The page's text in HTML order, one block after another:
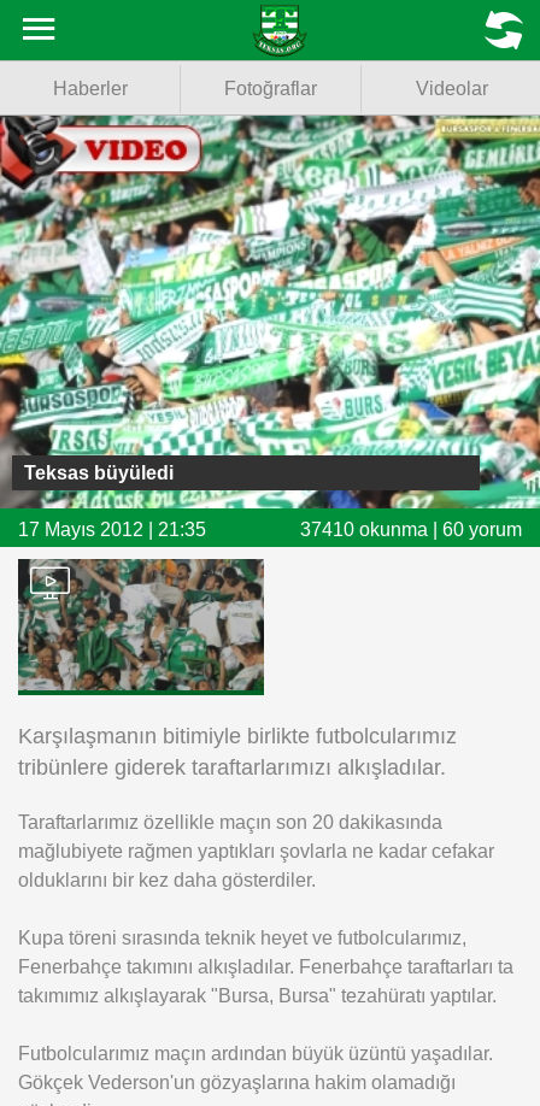
Fotoğraflar
Videolar
Basketbol
Voleybol
Puan Durumu
Fikstür
Facebook
Twitter
Instagram
Android
MENU
Haberler Fotoğraflar Videolar
Teksas büyüledi
17 Mayıs 2012 | 21:35 37410 okunma | 60 yorum
Karşılaşmanın bitimiyle birlikte futbolcularımız
tribünlere giderek taraftarlarımızı alkışladılar.
Taraftarlarımız özellikle maçın son 20 dakikasında
mağlubiyete rağmen yaptıkları şovlarla ne kadar cefakar
olduklarını bir kez daha gösterdiler.
Kupa töreni sırasında teknik heyet ve futbolcularımız,
Fenerbahçe takımını alkışladılar. Fenerbahçe taraftarları ta
takımımız alkışlayarak "Bursa, Bursa" tezahüratı yaptılar.
Futbolcularımız maçın ardından büyük üzüntü yaşadılar.
Gökçek Vederson'un gözyaşlarına hakim olamadığı